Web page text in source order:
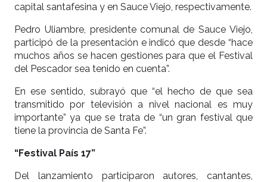
capital santafesina y en Sauce Viejo, respectivamente.
Pedro Uliambre, presidente comunal de Sauce Viejo,
participó de la presentación e indicó que desde “hace
muchos años se hacen gestiones para que el Festival
del Pescador sea tenido en cuenta”.
En ese sentido, subrayó que “el hecho de que sea
transmitido por televisión a nivel nacional es muy
importante” ya que se trata de “un gran festival que
tiene la provincia de Santa Fe”.
“Festival País 17”
Del lanzamiento participaron autores, cantantes,